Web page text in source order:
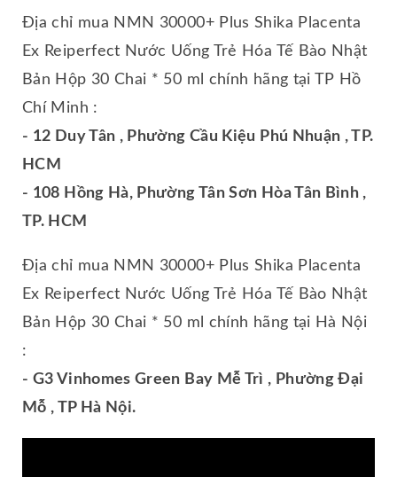
Địa chỉ mua NMN 30000+ Plus Shika Placenta
Ex Reiperfect Nước Uống Trẻ Hóa Tế Bào Nhật
Bản Hộp 30 Chai * 50 ml chính hãng tại TP Hồ
Chí Minh :
- 12 Duy Tân , Phường Cầu Kiệu Phú Nhuận , TP.
HCM
- 108 Hồng Hà, Phường Tân Sơn Hòa Tân Bình ,
TP. HCM
Địa chỉ mua NMN 30000+ Plus Shika Placenta
Ex Reiperfect Nước Uống Trẻ Hóa Tế Bào Nhật
Bản Hộp 30 Chai * 50 ml chính hãng tại Hà Nội
:
- G3 Vinhomes Green Bay Mễ Trì , Phường Đại
Mỗ , TP Hà Nội.